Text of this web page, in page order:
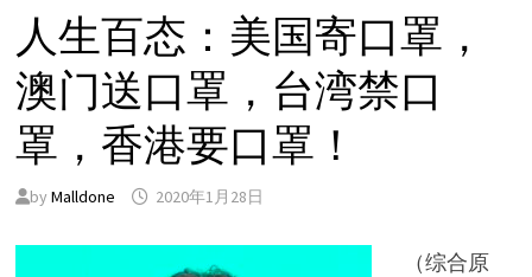
人生百态：美国寄口罩，
澳门送口罩，台湾禁口
罩，香港要口罩！
by Malldone 2020年1月28日
（综合原